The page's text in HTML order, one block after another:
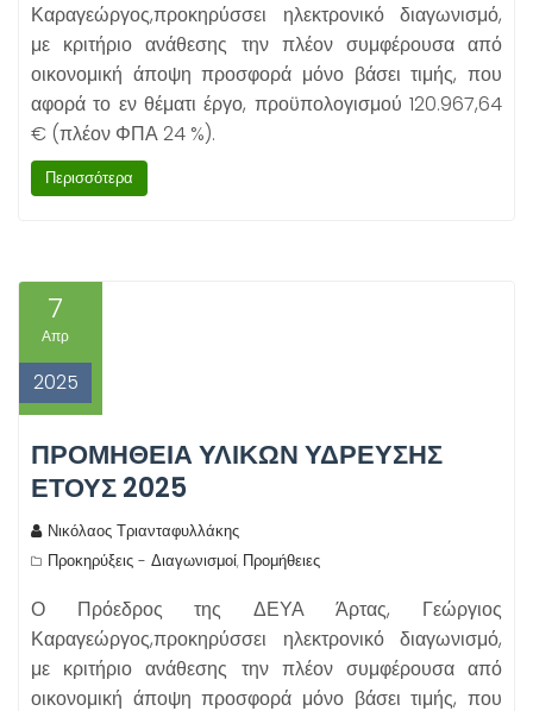
Καραγεώργος,προκηρύσσει ηλεκτρονικό διαγωνισμό,
με κριτήριο ανάθεσης την πλέον συμφέρουσα από
οικονομική άποψη προσφορά μόνο βάσει τιμής, που
αφορά το εν θέματι έργο, προϋπολογισμού 120.967,64
€ (πλέον ΦΠΑ 24 %).
Περισσότερα
7
Απρ
2025
ΠΡΟΜΗΘΕΙΑ ΥΛΙΚΩΝ ΥΔΡΕΥΣΗΣ
ΕΤΟΥΣ 2025
Νικόλαος Τριανταφυλλάκης
Προκηρύξεις - Διαγωνισμοί, Προμήθειες
Ο Πρόεδρος της ΔΕΥΑ Άρτας, Γεώργιος
Καραγεώργος,προκηρύσσει ηλεκτρονικό διαγωνισμό,
με κριτήριο ανάθεσης την πλέον συμφέρουσα από
οικονομική άποψη προσφορά μόνο βάσει τιμής, που